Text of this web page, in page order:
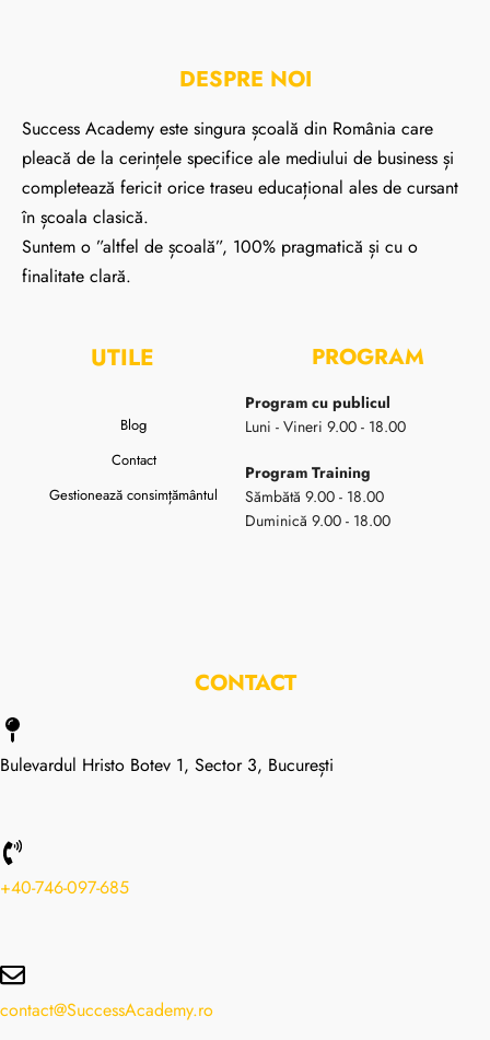
DESPRE NOI
Success Academy este singura școală din România care
pleacă de la cerințele specifice ale mediului de business și
completează fericit orice traseu educațional ales de cursant
în școala clasică.
Suntem o ”altfel de școală”, 100% pragmatică și cu o
finalitate clară.
UTILE
Blog
Contact
Gestionează consimțământul
PROGRAM
Program cu publicul
Luni - Vineri 9.00 - 18.00
Program Training
Sămbătă 9.00 - 18.00
Duminică 9.00 - 18.00
CONTACT
Bulevardul Hristo Botev 1, Sector 3, București
+40-746-097-685
contact@SuccessAcademy.ro